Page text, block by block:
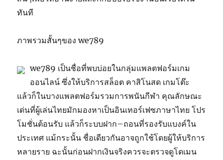
ทันที
ภาพรวมสั้นๆของ we789
we789 เป็นชื่อที่พบบ่อยในกลุ่มแพลตฟอร์มเกม
ออนไลน์ ซึ่งให้บริการสล็อต คาสิโนสด เกมโต๊ะ
แล้วก็ในบางแพลตฟอร์มรวมการพนันกีฬา คุณลักษณะ
เด่นที่ผู้เล่นไทยมักมองหาเป็นอินเทอร์เฟซภาษาไทย โปร
โมชั่นต้อนรับ แล้วก็ระบบฝาก–ถอนที่รองรับแบงค์ใน
ประเทศ แม้กระนั้น ชื่อเดียวกันอาจถูกใช้โดยผู้ให้บริการ
หลายราย ฉะนั้นก่อนฝากเงินจริงควรจะตรวจดูโดเมน